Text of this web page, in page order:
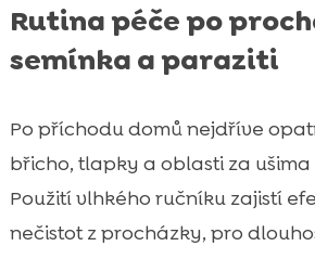
Rutina péče po
semínka a paraziti
Po příchodu domů nejdříve
břicho, tlapky a oblasti za
Použití vlhkého ručníku zajistí
nečistot z procházky, pro